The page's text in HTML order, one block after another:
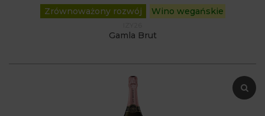
Zrównoważony rozwój Wino wegańskie
Gamla Brut